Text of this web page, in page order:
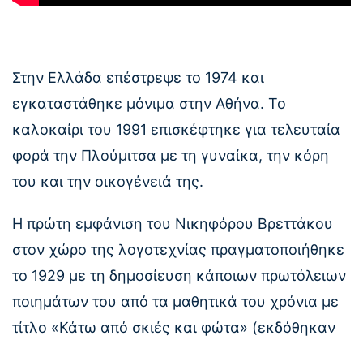
Στην Ελλάδα επέστρεψε το 1974 και
εγκαταστάθηκε μόνιμα στην Αθήνα. Το
καλοκαίρι του 1991 επισκέφτηκε για τελευταία
φορά την Πλούμιτσα με τη γυναίκα, την κόρη
του και την οικογένειά της.
Η πρώτη εμφάνιση του Νικηφόρου Βρεττάκου
στον χώρο της λογοτεχνίας πραγματοποιήθηκε
το 1929 με τη δημοσίευση κάποιων πρωτόλειων
ποιημάτων του από τα μαθητικά του χρόνια με
τίτλο «Κάτω από σκιές και φώτα» (εκδόθηκαν